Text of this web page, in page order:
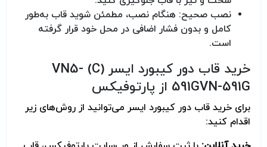
نصب صحیح: هنگام نصب، مطمئن شوید قاب به‌طور
کامل و بدون فشار اضافی در محل خود قرار گرفته
است.
خرید قاب دور کیبورد ایسر (C) VN5-
591GVN-591G از پارتوفیکس
برای خرید قاب دور کیبورد ایسر می‌توانید از روش‌های زیر
اقدام کنید: